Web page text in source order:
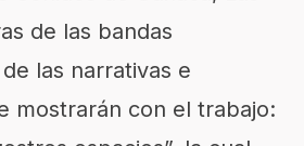
de las bandas
las narrativas e
mostrarán con el trabajo: